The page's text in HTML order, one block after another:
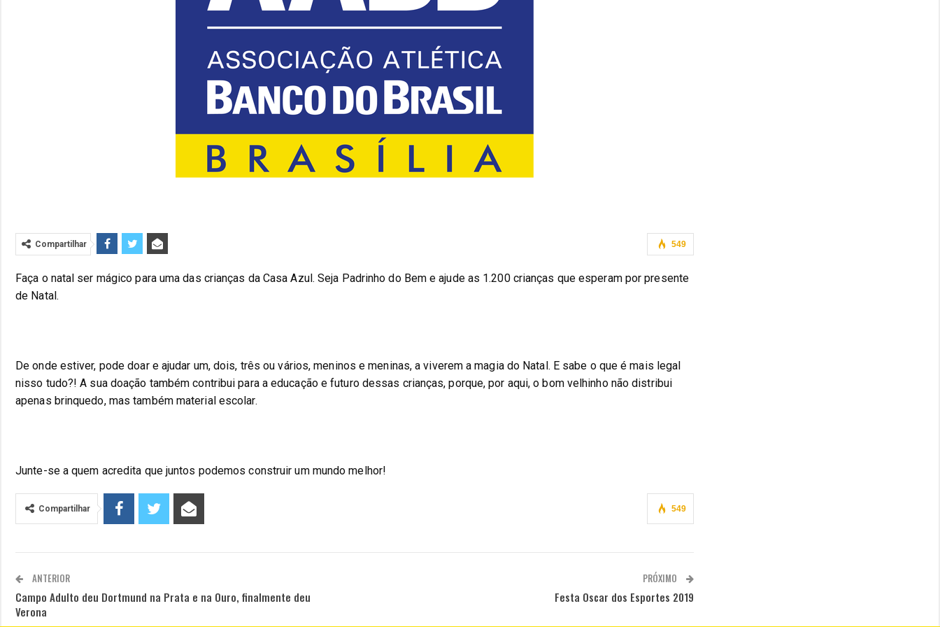
549
Compartilhar
Faça o natal ser mágico para uma das crianças da Casa Azul. Seja Padrinho do Bem e ajude as 1.200 crianças que esperam por presente
de Natal.
De onde estiver, pode doar e ajudar um, dois, três ou vários, meninos e meninas, a viverem a magia do Natal. E sabe o que é mais legal
nisso tudo?! A sua doação também contribui para a educação e futuro dessas crianças, porque, por aqui, o bom velhinho não distribui
apenas brinquedo, mas também material escolar.
Junte-se a quem acredita que juntos podemos construir um mundo melhor!
549
Compartilhar
ANTERIOR
Campo Adulto deu Dortmund na Prata e na Ouro, finalmente deu
Verona
PRÓXIMO
Festa Oscar dos Esportes 2019